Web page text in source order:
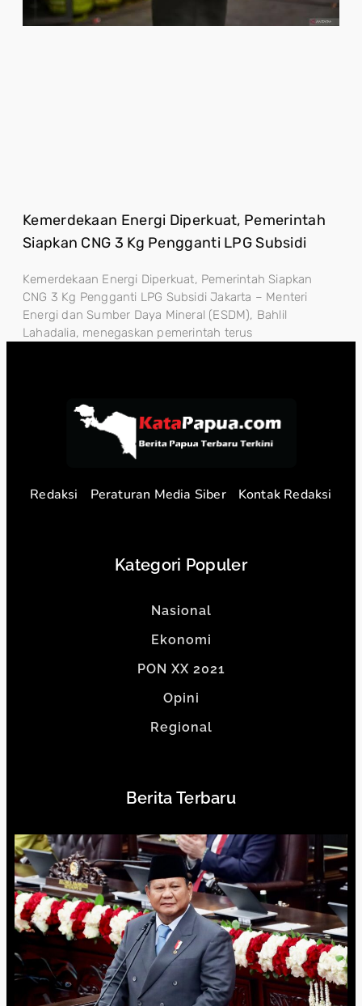
Kemerdekaan Energi Diperkuat, Pemerintah
Siapkan CNG 3 Kg Pengganti LPG Subsidi
Kemerdekaan Energi Diperkuat, Pemerintah Siapkan
CNG 3 Kg Pengganti LPG Subsidi Jakarta – Menteri
Energi dan Sumber Daya Mineral (ESDM), Bahlil
Lahadalia, menegaskan pemerintah terus
Redaksi Peraturan Media Siber Kontak Redaksi
Kategori Populer
Nasional
Ekonomi
PON XX 2021
Opini
Regional
Berita Terbaru